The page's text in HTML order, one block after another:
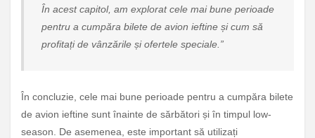
În acest capitol, am explorat cele mai bune perioade
pentru a cumpăra bilete de avion ieftine și cum să
profitați de vânzările și ofertele speciale.”
În concluzie, cele mai bune perioade pentru a cumpăra bilete
de avion ieftine sunt înainte de sărbători și în timpul low-
season. De asemenea, este important să utilizați